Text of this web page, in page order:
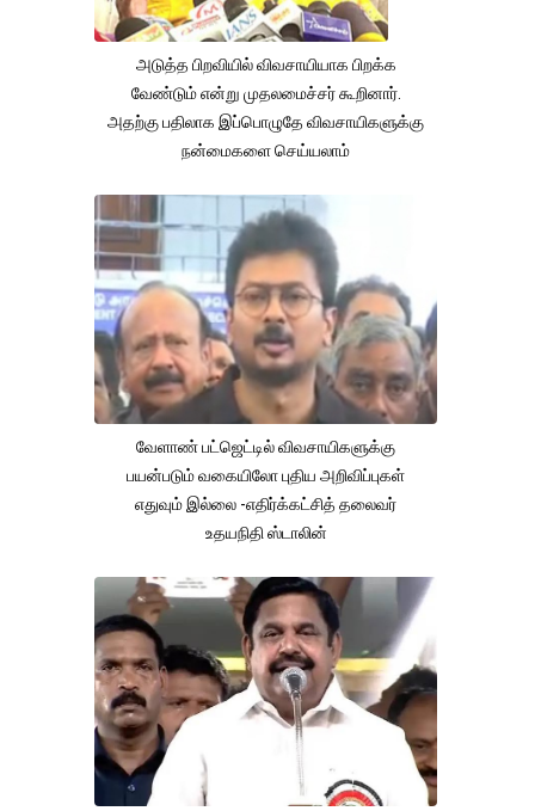
அடுத்த பிறவியில் விவசாயியாக பிறக்க
வேண்டும் என்று முதலமைச்சர் கூறினார்.
அதற்கு பதிலாக இப்பொழுதே விவசாயிகளுக்கு
நன்மைகளை செய்யலாம்
வேளாண் பட்ஜெட்டில் விவசாயிகளுக்கு
பயன்படும் வகையிலோ புதிய அறிவிப்புகள்
எதுவும் இல்லை -எதிர்க்கட்சித் தலைவர்
உதயநிதி ஸ்டாலின்